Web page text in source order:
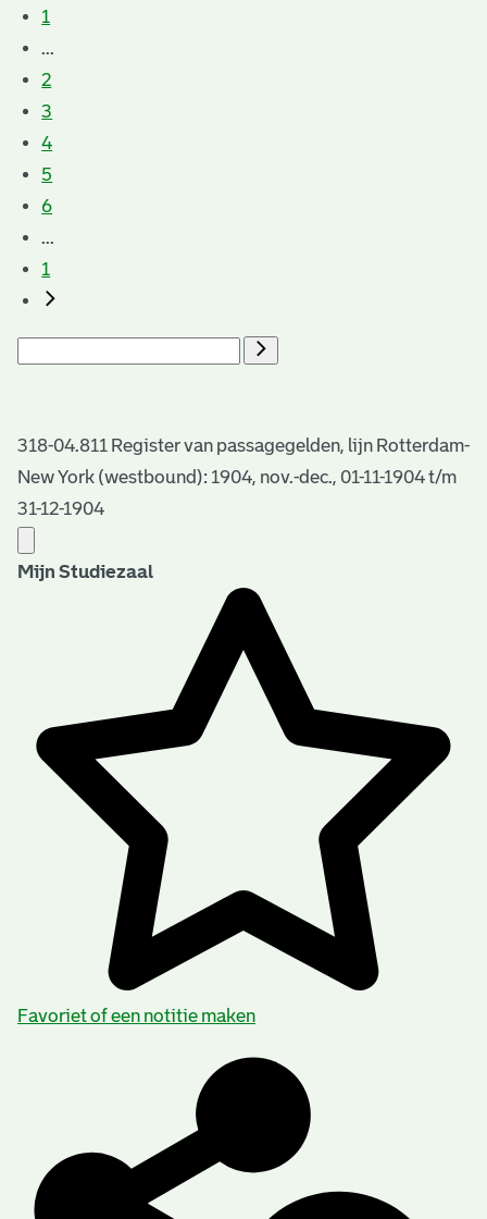
1
...
2
3
4
5
6
...
1
318-04.811 Register van passagegelden, lijn Rotterdam-
New York (westbound): 1904, nov.-dec., 01-11-1904 t/m
31-12-1904
Mijn Studiezaal
Favoriet of een notitie maken